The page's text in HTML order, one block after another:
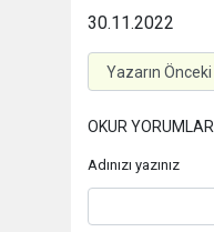
30.11.2022
OKUR YORUMLARI
Adınızı yazınız